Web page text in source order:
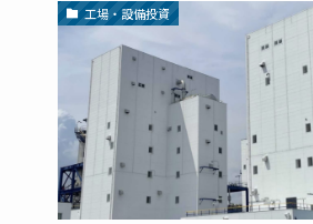
工場・設備投資